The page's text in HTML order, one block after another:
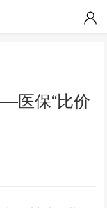
医保“比价